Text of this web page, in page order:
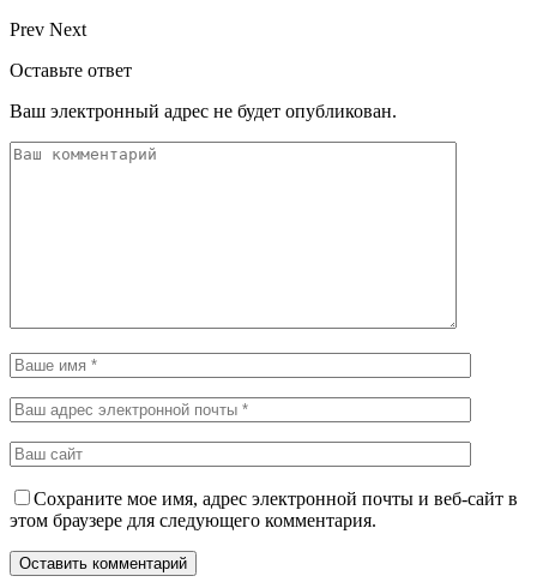
Prev Next
Оставьте ответ
Ваш электронный адрес не будет опубликован.
Сохраните мое имя, адрес электронной почты и веб-сайт в
этом браузере для следующего комментария.